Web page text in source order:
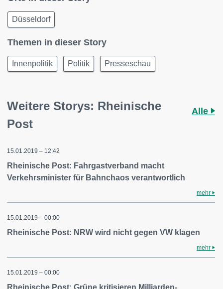
Düsseldorf
Themen in dieser Story
Innenpolitik Politik Presseschau
Weitere Storys: Rheinische
Post
Alle
15.01.2019 – 12:42
Rheinische Post: Fahrgastverband macht
Verkehrsminister für Bahnchaos verantwortlich
mehr
15.01.2019 – 00:00
Rheinische Post: NRW wird nicht gegen VW klagen
mehr
15.01.2019 – 00:00
Rheinische Post: Grüne kritisieren Milliarden-